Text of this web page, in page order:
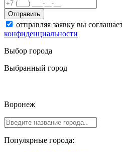
Отправить
отправляя заявку вы
конфиденциальности
Выбор города
Выбранный город
Воронеж
Популярные города: